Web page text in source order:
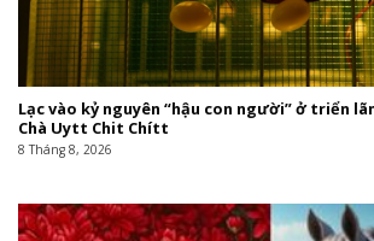
Lạc vào kỷ nguyên “hậu con người” ở triển
Chà Uytt Chit Chítt
8 Tháng 8, 2026